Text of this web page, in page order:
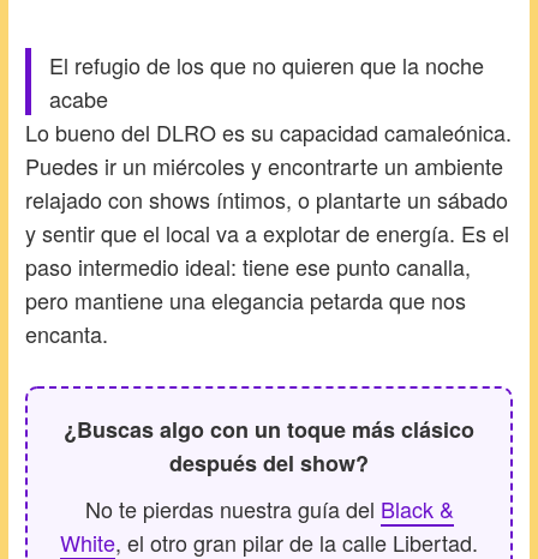
El refugio de los que no quieren que la noche
acabe
Lo bueno del DLRO es su capacidad camaleónica.
Puedes ir un miércoles y encontrarte un ambiente
relajado con shows íntimos, o plantarte un sábado
y sentir que el local va a explotar de energía. Es el
paso intermedio ideal: tiene ese punto canalla,
pero mantiene una elegancia petarda que nos
encanta.
¿Buscas algo con un toque más clásico
después del show?
No te pierdas nuestra guía del Black &
White, el otro gran pilar de la calle Libertad.